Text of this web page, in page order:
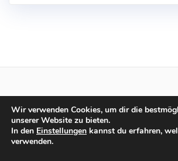
© 2026 TSV Bobingen. Built using
Highlight Theme
Wir verwenden Cookies, um dir die
unserer Website zu bieten.
In den Einstellungen kannst du erfahren,
verwenden.